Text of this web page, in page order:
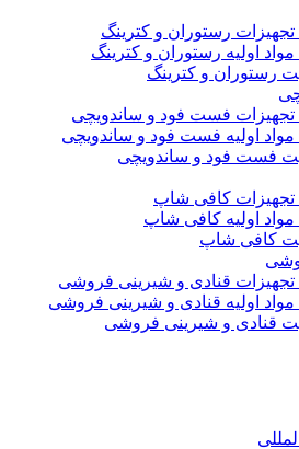
تجهیزات رستوران و کترینگ
اولیه رستوران و کترینگ
رستوران و کترینگ
تجهیزات فست فود و ساندویچی
مواد اولیه فست فود و ساندویچی
فست فود و ساندویچی
تجهیزات کافی شاپ
مواد اولیه کافی‌ شاپ‌
کافی شاپ
تجهیزات قنادی و شیرینی فروشی
مواد اولیه قنادی و شیرینی فروشی
قنادی و شیرینی فروشی